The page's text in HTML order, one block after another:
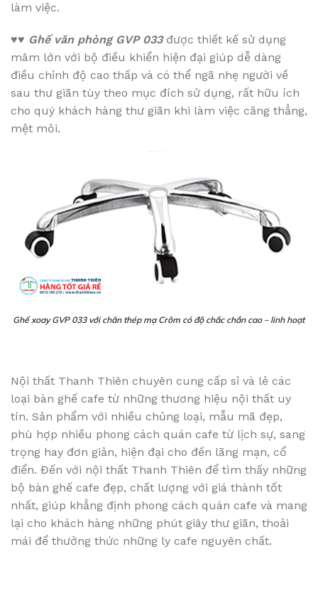
làm việc.
♥♥ Ghế văn phòng GVP 033được thiết kế sử dụng
mâm lớn với bộ điều khiển hiện đại giúp dễ dàng
điều chỉnh độ cao thấp và có thể ngã nhẹ người về
sau thư giãn tùy theo mục đích sử dụng, rất hữu ích
cho quý khách hàng thư giãn khi làm việc căng thẳng,
mệt mỏi.
Ghế xoay GVP 033 với chân thép mạ Crôm có ​​độ chắc chắn cao – linh hoạt
Nội thất Thanh Thiên chuyên cung cấp sỉ và lẻ các
loại bàn ghế cafe từ những thương hiệu nội thất uy
tín. Sản phẩm với nhiều chủng loại, mẫu mã đẹp,
phù hợp nhiều phong cách quán cafe từ lịch sự, sang
trọng hay đơn giản, hiện đại cho đến lãng mạn, cổ
điển. Đến với nội thất Thanh Thiên để tìm thấy những
bộ bàn ghế cafe đẹp, chất lượng với giá thành tốt
nhất, giúp khẳng định phong cách quán cafe và mang
lại cho khách hàng những phút giây thư giãn, thoải
mái để thưởng thức những ly cafe nguyên chất.